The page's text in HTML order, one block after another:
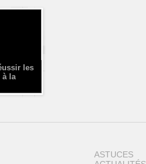
les
à la
ASTUCES